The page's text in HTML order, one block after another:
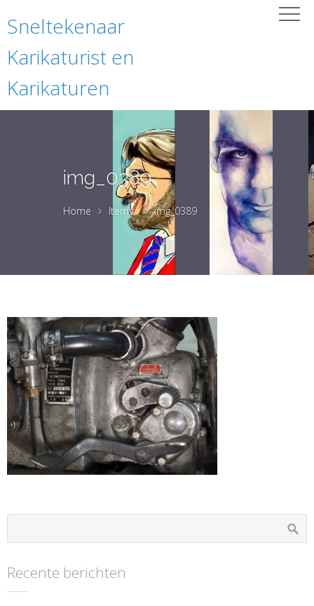
Sneltekenaar
Karikaturist en
Karikaturen
img_0389
Home Items img_0389
Recente berichten